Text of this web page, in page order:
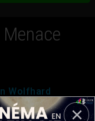
Wolfhard